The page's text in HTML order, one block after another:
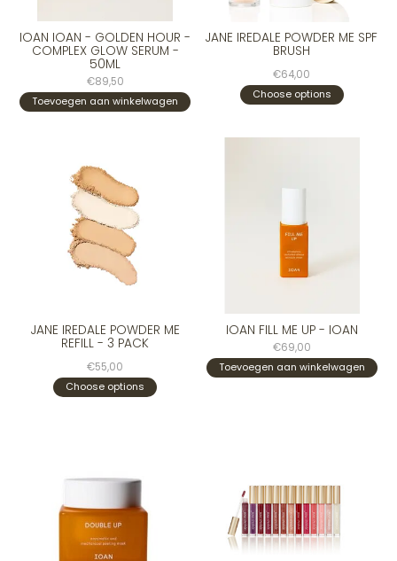
IOAN IOAN - GOLDEN HOUR -
COMPLEX GLOW SERUM -
50ML
€89,50
Toevoegen aan winkelwagen
JANE IREDALE POWDER ME SPF
BRUSH
€64,00
Choose options
JANE IREDALE POWDER ME
REFILL - 3 PACK
€55,00
Choose options
IOAN FILL ME UP - IOAN
€69,00
Toevoegen aan winkelwagen